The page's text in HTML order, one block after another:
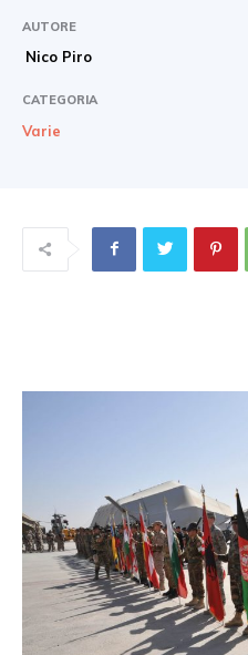
AUTORE
Nico Piro
CATEGORIA
Varie